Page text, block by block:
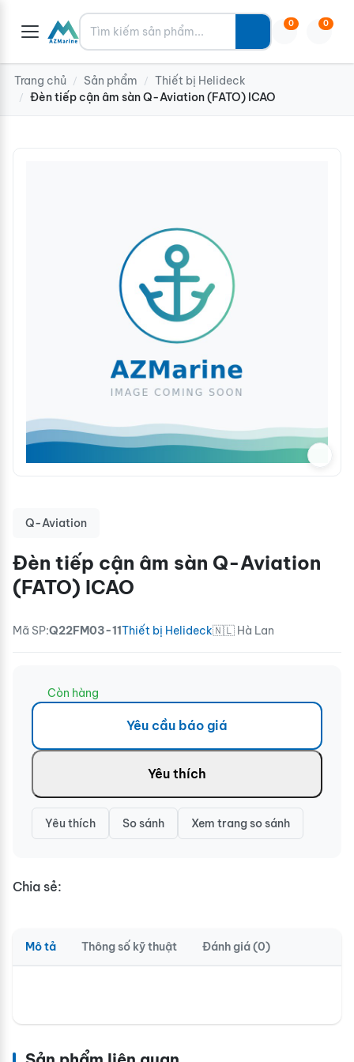
Tìm kiếm 0 0
Trang chủ / Sản phẩm / Thiết bị Helideck
/ Đèn tiếp cận âm sàn Q-Aviation (FATO) ICAO
Q-Aviation
Đèn tiếp cận âm sàn Q-Aviation
(FATO) ICAO
Mã SP:Q22FM03-11Thiết bị Helideck🇳🇱 Hà Lan
Còn hàng
Yêu cầu báo giá
Yêu thích
Yêu thích So sánh Xem trang so sánh
Chia sẻ:
Mô tả Thông số kỹ thuật Đánh giá (0)